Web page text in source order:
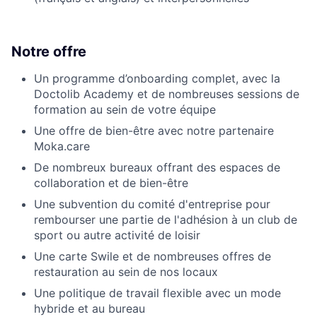
Notre offre
Un programme d’onboarding complet, avec la
Doctolib Academy et de nombreuses sessions de
formation au sein de votre équipe
Une offre de bien-être avec notre partenaire
Moka.care
De nombreux bureaux offrant des espaces de
collaboration et de bien-être
Une subvention du comité d'entreprise pour
rembourser une partie de l'adhésion à un club de
sport ou autre activité de loisir
Une carte Swile et de nombreuses offres de
restauration au sein de nos locaux
Une politique de travail flexible avec un mode
hybride et au bureau